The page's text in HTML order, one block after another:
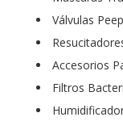
Válvulas Peep
Accesorios
Filtros